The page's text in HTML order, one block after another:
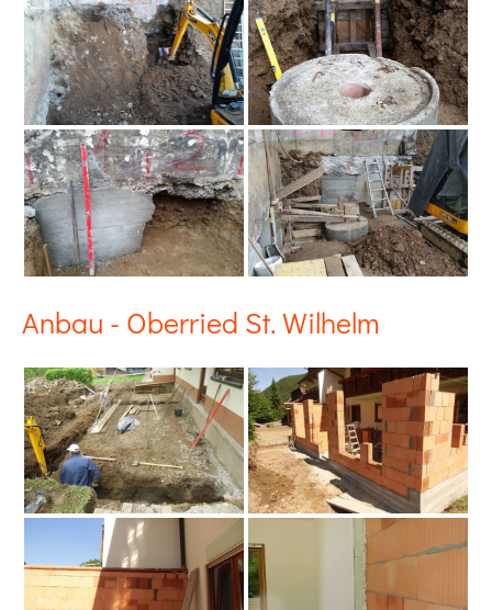
Anbau - Oberried St. Wilhelm